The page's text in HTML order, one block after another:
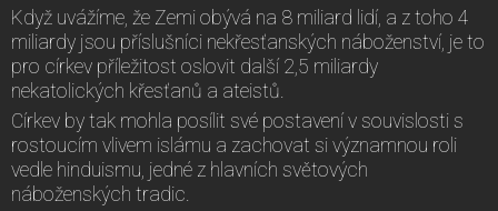
Když uvážíme, že Zemi obývá na 8 miliard lidí, a z toho 4
miliardy jsou příslušníci nekřesťanských náboženství, je to
pro církev příležitost oslovit další 2,5 miliardy
nekatolických křesťanů a ateistů.
Církev by tak mohla posílit své postavení v souvislosti s
rostoucím vlivem islámu a zachovat si významnou roli
vedle hinduismu, jedné z hlavních světových
náboženských tradic.